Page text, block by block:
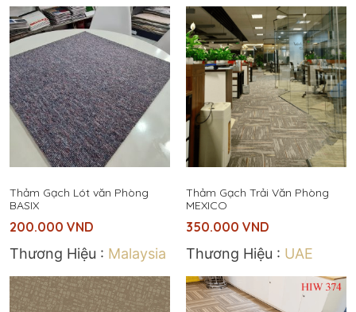
Thảm Gạch Lót văn Phòng
BASIX
200.000 VND
Thương Hiệu : Malaysia
Thảm Gạch Trải Văn Phòng
MEXICO
350.000 VND
Thương Hiệu : UAE